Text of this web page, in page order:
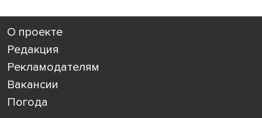
О проекте
Редакция
Рекламодателям
Вакансии
Погода